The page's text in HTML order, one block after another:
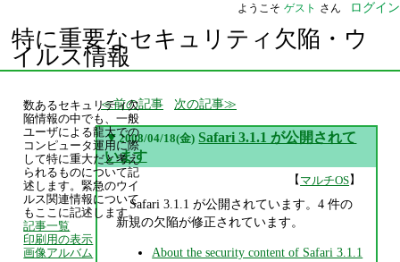
ようこそ ゲスト さん ログイン
特に重要なセキュリティ欠陥・ウ
イルス情報
前の記事 次の記事
▼ 2008/04/18(金) Safari 3.1.1 が公開されて
います
【マルチOS】
Safari 3.1.1 が公開されています。4 件の
新規の欠陥が修正されています。
About the security content of Safari 3.1.1
数あるセキュリティ欠
陥情報の中でも、一般
ユーザによる龍大での
コンピュータ運用に際
して特に重大だと考え
られるものについて記
述します。緊急のウイ
ルス関連情報について
もここに記述します。
記事一覧
印刷用の表示
画像アルバム